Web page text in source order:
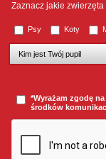
Zaznacz jakie
Psy Koty
*Wyrażam zgodę
środków